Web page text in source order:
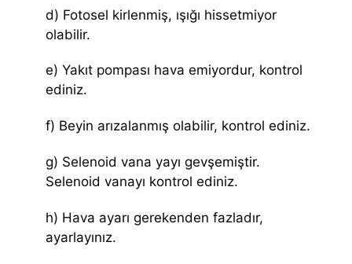
d) Fotosel kirlenmiş, ışığı hissetmiyor
olabilir.
e) Yakıt pompası hava emiyordur, kontrol
ediniz.
f) Beyin arızalanmış olabilir, kontrol ediniz.
g) Selenoid vana yayı gevşemiştir.
Selenoid vanayı kontrol ediniz.
h) Hava ayarı gerekenden fazladır,
ayarlayınız.